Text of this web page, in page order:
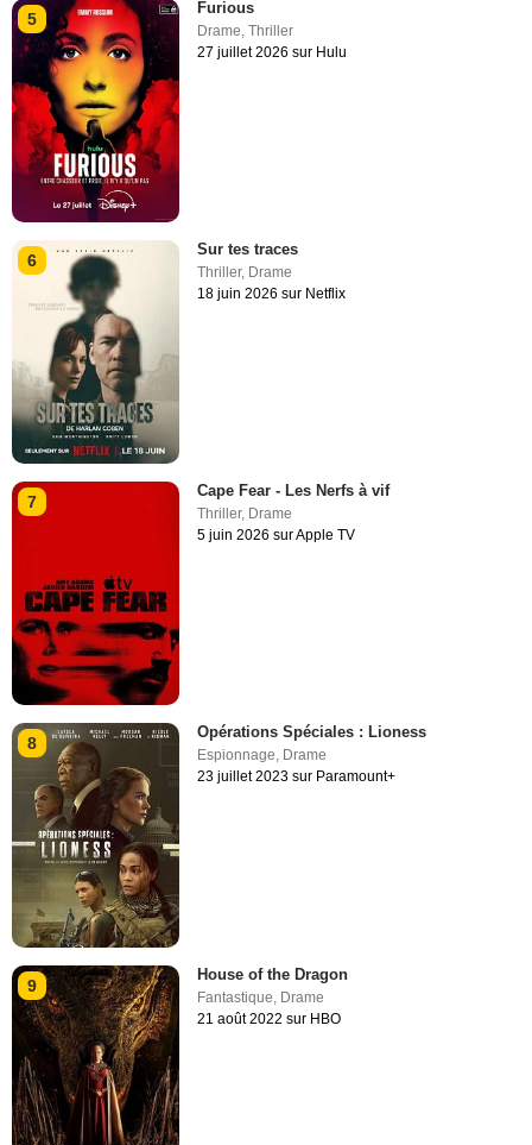
5
Furious
Drame ,Thriller
27 juillet 2026 sur Hulu
6
Sur tes traces
Thriller, Drame
18 juin 2026 sur Netflix
7
Cape Fear - Les Nerfs à vif
Thriller, Drame
5 juin 2026 sur Apple TV
8
Opérations Spéciales : Lioness
Espionnage, Drame
23 juillet 2023 sur Paramount+
9
House of the Dragon
Fantastique Drame
21 août 2022 sur HBO